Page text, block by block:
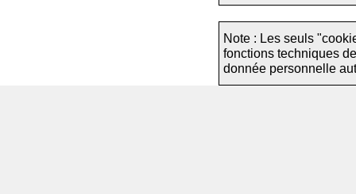
Note : Les seuls
fonctions techniques
donnée personnelle